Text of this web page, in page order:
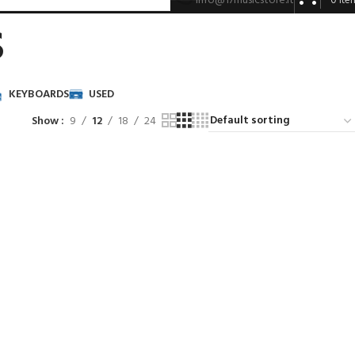
KEYBOARDS USED
Show 9 12 18 24